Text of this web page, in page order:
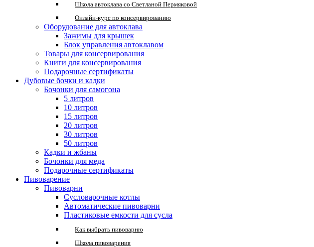
Школа автоклава со Светланой Пермяковой
Онлайн-курс по консервированию
Оборудование для автоклава
Зажимы для крышек
Блок управления автоклавом
Товары для консервирования
Книги для консервирования
Подарочные сертификаты
Дубовые бочки и кадки
Бочонки для самогона
5 литров
10 литров
15 литров
20 литров
30 литров
50 литров
Кадки и жбаны
Бочонки для меда
Подарочные сертификаты
Пивоварение
Пивоварни
Сусловарочные котлы
Автоматические пивоварни
Пластиковые емкости для сусла
Как выбрать пивоварню
Школа пивоварения